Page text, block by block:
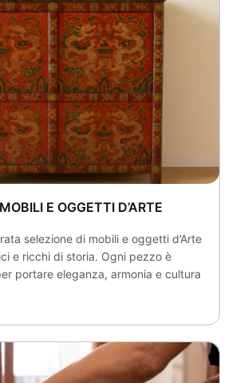
E OGGETTI D’ARTE
selezione di mobili e oggetti d’Arte
e ricchi di storia. Ogni pezzo è
portare eleganza, armonia e cultura